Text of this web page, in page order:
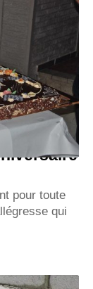
pour toute
qui